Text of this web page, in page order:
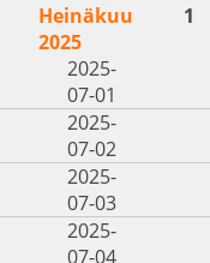
Heinäkuu
2025
1
2025-
07-01
2025-
07-02
2025-
07-03
2025-
07-04